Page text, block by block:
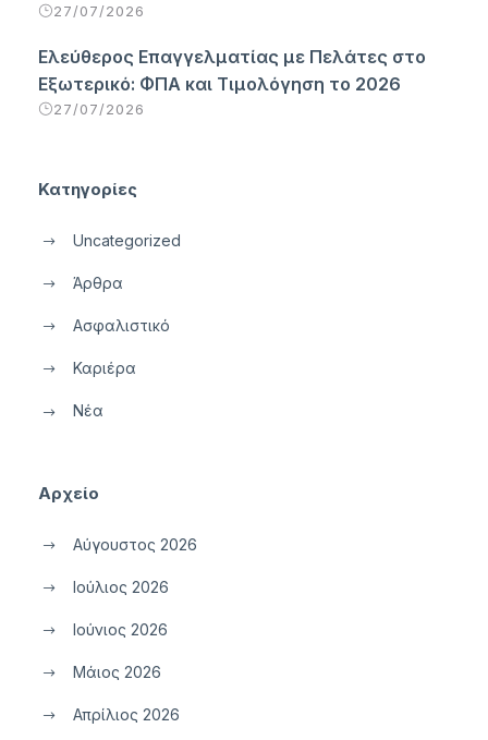
27/07/2026
Ελεύθερος Επαγγελματίας με Πελάτες στο
Εξωτερικό: ΦΠΑ και Τιμολόγηση το 2026
27/07/2026
Κατηγορίες
Uncategorized
Άρθρα
Ασφαλιστικό
Καριέρα
Νέα
Αρχείο
Αύγουστος 2026
Ιούλιος 2026
Ιούνιος 2026
Μάιος 2026
Απρίλιος 2026